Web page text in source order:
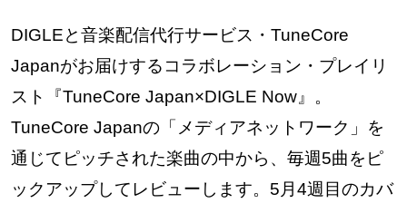
DIGLEと音楽配信代行サービス・TuneCore
Japanがお届けするコラボレーション・プレイリ
スト『TuneCore Japan×DIGLE Now』。
TuneCore Japanの「メディアネットワーク」を
通じてピッチされた楽曲の中から、毎週5曲をピ
ックアップしてレビューします。5月4週目のカバ